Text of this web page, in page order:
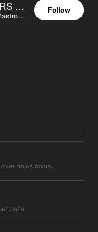
ASTROCOHORS EUNOIA ULTIMA
@astrocohors.eu@astrocohors.eu
Follow